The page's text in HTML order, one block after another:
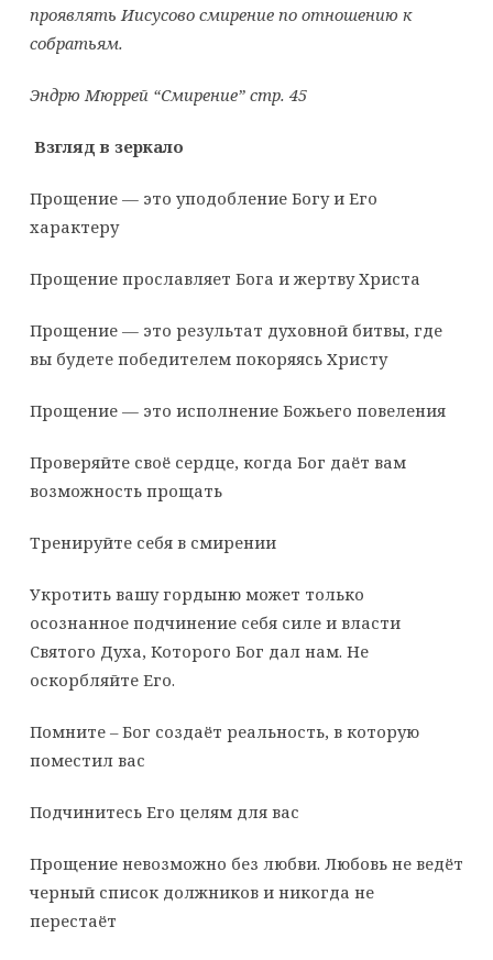
проявлять Иисусово смирение по отношению к
собратьям.
Эндрю Мюррей “Смирение” стр. 45
Взгляд в зеркало
Прощение — это уподобление Богу и Его
характеру
Прощение прославляет Бога и жертву Христа
Прощение — это результат духовной битвы, где
вы будете победителем покоряясь Христу
Прощение — это исполнение Божьего повеления
Проверяйте своё сердце, когда Бог даёт вам
возможность прощать
Тренируйте себя в смирении
Укротить вашу гордыню может только
осознанное подчинение себя силе и власти
Святого Духа, Которого Бог дал нам. Не
оскорбляйте Его.
Помните – Бог создаёт реальность, в которую
поместил вас
Подчинитесь Его целям для вас
Прощение невозможно без любви. Любовь не ведёт
черный список должников и никогда не
перестаёт